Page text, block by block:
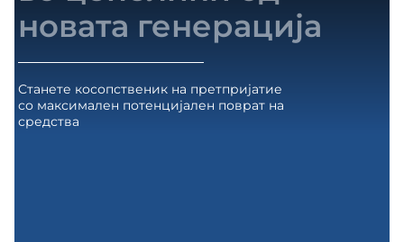
новата генерација
Станете косопственик на претпријатие
со максимален потенцијален поврат на
средства